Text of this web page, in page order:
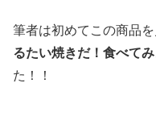
筆者は初めてこの商品
るたい焼きだ！食べてみ
た！！